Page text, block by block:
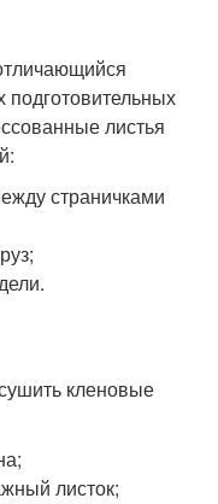
подготовительных
листья
страничками
кленовые
листок;